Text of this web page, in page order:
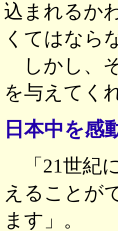
込まれるか
くてはなら
しかし、
を与えてく
日本中を感
「21世紀
えることが
ます」。